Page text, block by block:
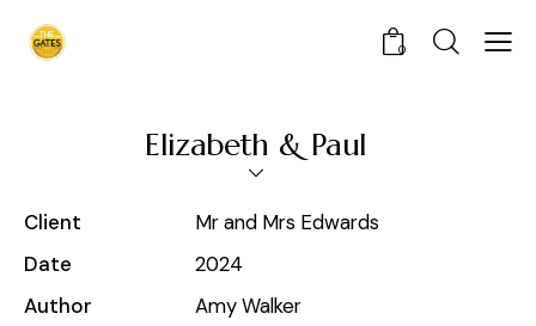
0
Elizabeth & Paul
Client
Mr and Mrs Edwards
Date
2024
Author
Amy Walker